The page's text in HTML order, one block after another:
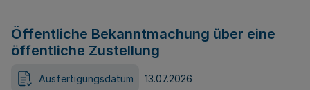
Öffentliche Bekanntmachung über eine
öffentliche Zustellung
Ausfertigungsdatum 13.07.2026